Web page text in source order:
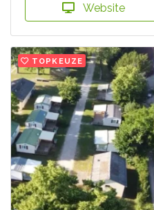
Website
TOPKEUZE